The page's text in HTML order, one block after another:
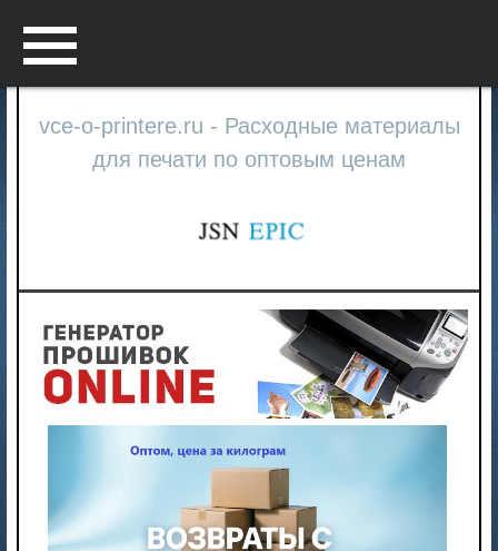
vce-o-printere.ru - Расходные материалы
для печати по оптовым ценам